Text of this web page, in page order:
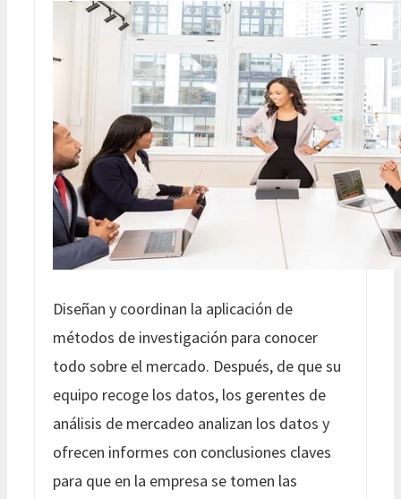
Diseñan y coordinan la aplicación de
métodos de investigación para conocer
todo sobre el mercado. Después, de que su
equipo recoge los datos, los gerentes de
análisis de mercadeo analizan los datos y
ofrecen informes con conclusiones claves
para que en la empresa se tomen las